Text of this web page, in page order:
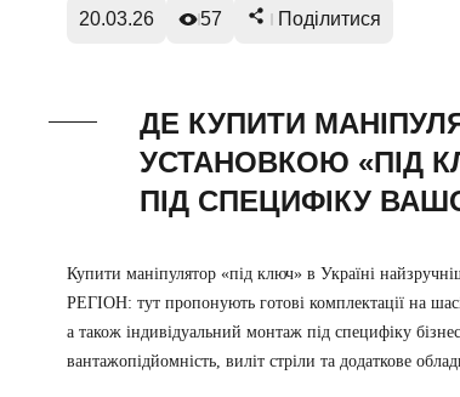
20.03.26 57 Поділитися
ДЕ КУПИТИ
УСТАНОВКОЮ «ПІД
ПІД СПЕЦИФІКУ
Купити маніпулятор «під ключ» в Україні
РЕГІОН: тут пропонують готові комплектації на
а також індивідуальний монтаж під специфіку
вантажопідйомність, виліт стріли та додаткове